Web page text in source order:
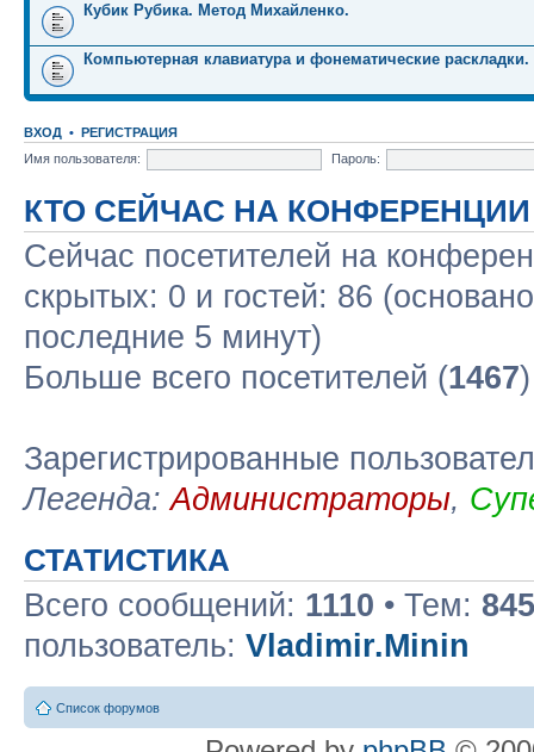
Кубик Рубика. Метод Михайленко.
Компьютерная клавиатура и фонематические раскладки.
ВХОД • РЕГИСТРАЦИЯ
Имя пользователя:
Пароль:
КТО СЕЙЧАС НА КОНФЕРЕНЦИИ
Сейчас посетителей на
скрытых: 0 и гостей: 86
последние 5 минут)
Больше всего посетителей (1467
Зарегистрированные
Легенда:Администраторы,
СТАТИСТИКА
Всего сообщений: 1110 • Тем: 845
пользователь: Vladimir.Minin
Список форумов